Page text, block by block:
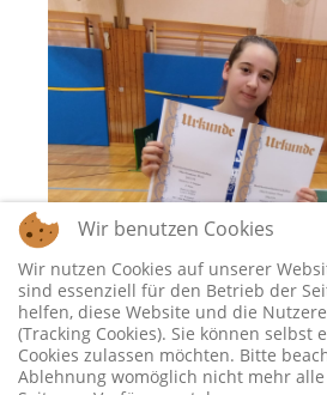
Wir benutzen Cookies
Wir nutzen Cookies auf unserer
sind essenziell für den Betrieb der
helfen, diese Website und die
(Tracking Cookies). Sie können selbst
Cookies zulassen möchten. Bitte
Ablehnung womöglich nicht mehr